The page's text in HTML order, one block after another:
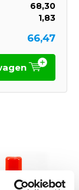
68,30
1,83
66,47